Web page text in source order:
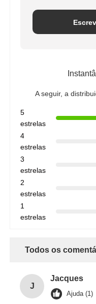
A seguir, a
5
estrelas
4
estrelas
3
estrelas
2
estrelas
1
estrelas
Todos os
J
Jacques
Ajuda (1)